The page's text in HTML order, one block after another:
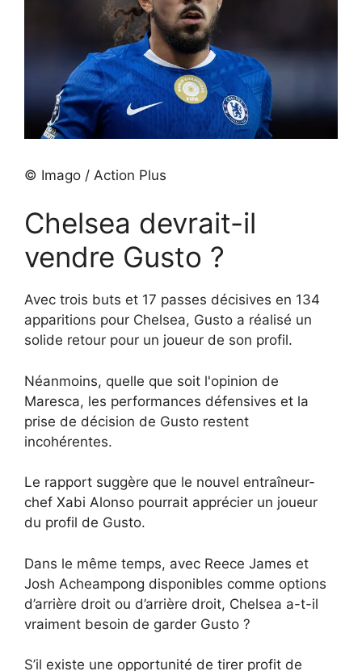
© Imago / Action Plus
Chelsea devrait-il
vendre Gusto ?
Avec trois buts et 17 passes décisives en 134
apparitions pour Chelsea, Gusto a réalisé un
solide retour pour un joueur de son profil.
Néanmoins, quelle que soit l'opinion de
Maresca, les performances défensives et la
prise de décision de Gusto restent
incohérentes.
Le rapport suggère que le nouvel entraîneur-
chef Xabi Alonso pourrait apprécier un joueur
du profil de Gusto.
Dans le même temps, avec Reece James et
Josh Acheampong disponibles comme options
d’arrière droit ou d’arrière droit, Chelsea a-t-il
vraiment besoin de garder Gusto ?
S’il existe une opportunité de tirer profit de